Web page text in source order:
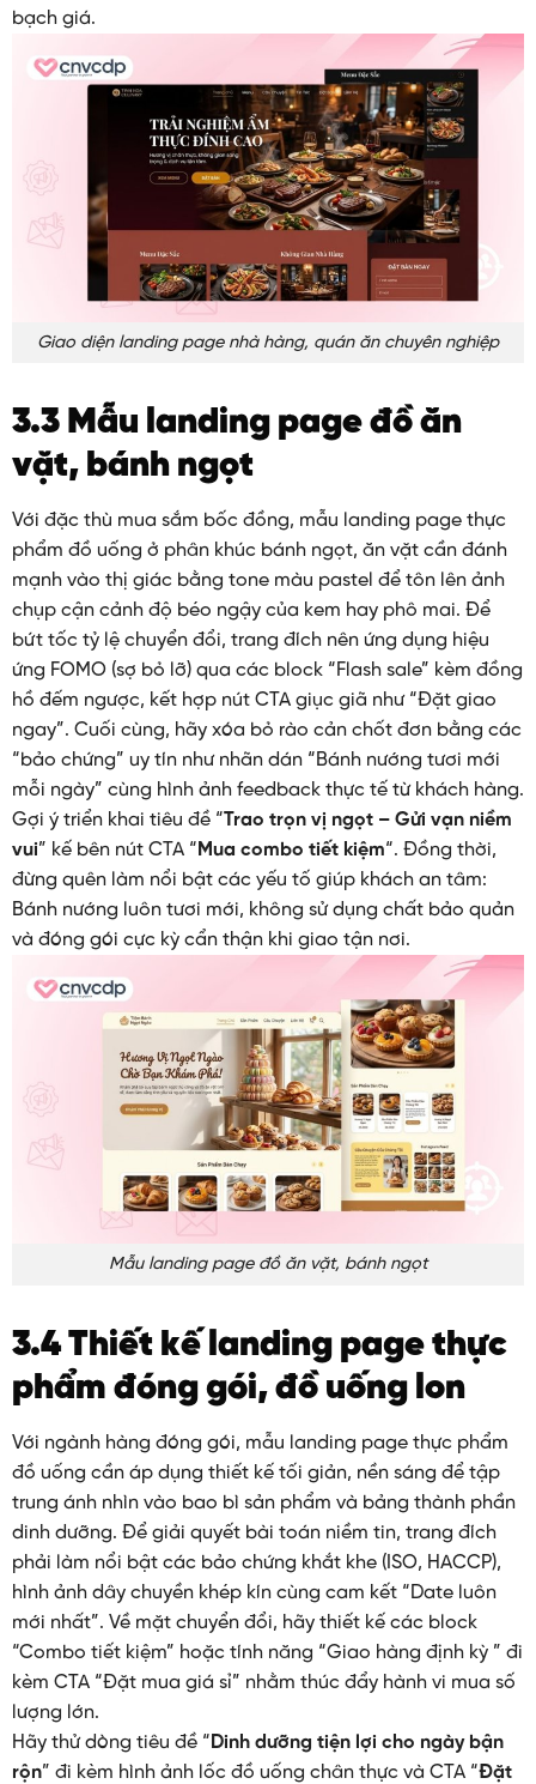
bạch giá.
Giao diện landing page nhà hàng, quán ăn chuyên nghiệp
3.3 Mẫu landing page đồ ăn
vặt, bánh ngọt
Với đặc thù mua sắm bốc đồng, mẫu landing page thực
phẩm đồ uống ở phân khúc bánh ngọt, ăn vặt cần đánh
mạnh vào thị giác bằng tone màu pastel để tôn lên ảnh
chụp cận cảnh độ béo ngậy của kem hay phô mai. Để
bứt tốc tỷ lệ chuyển đổi, trang đích nên ứng dụng hiệu
ứng FOMO (sợ bỏ lỡ) qua các block “Flash sale” kèm đồng
hồ đếm ngược, kết hợp nút CTA giục giã như “Đặt giao
ngay”. Cuối cùng, hãy xóa bỏ rào cản chốt đơn bằng các
“bảo chứng” uy tín như nhãn dán “Bánh nướng tươi mới
mỗi ngày” cùng hình ảnh feedback thực tế từ khách hàng.
Gợi ý triển khai tiêu đề “Trao trọn vị ngọt – Gửi vạn niềm
vui” kế bên nút CTA “Mua combo tiết kiệm“. Đồng thời,
đừng quên làm nổi bật các yếu tố giúp khách an tâm:
Bánh nướng luôn tươi mới, không sử dụng chất bảo quản
và đóng gói cực kỳ cẩn thận khi giao tận nơi.
Mẫu landing page đồ ăn vặt, bánh ngọt
3.4 Thiết kế landing page thực
phẩm đóng gói, đồ uống lon
Với ngành hàng đóng gói, mẫu landing page thực phẩm
đồ uống cần áp dụng thiết kế tối giản, nền sáng để tập
trung ánh nhìn vào bao bì sản phẩm và bảng thành phần
dinh dưỡng. Để giải quyết bài toán niềm tin, trang đích
phải làm nổi bật các bảo chứng khắt khe (ISO, HACCP),
hình ảnh dây chuyền khép kín cùng cam kết “Date luôn
mới nhất”. Về mặt chuyển đổi, hãy thiết kế các block
“Combo tiết kiệm” hoặc tính năng “Giao hàng định kỳ ” đi
kèm CTA “Đặt mua giá sỉ” nhằm thúc đẩy hành vi mua số
lượng lớn.
Hãy thử dòng tiêu đề “ Dinh dưỡng tiện lợi cho ngày bận
rộn” đi kèm hình ảnh lốc đồ uống chân thực và CTA “Đặt